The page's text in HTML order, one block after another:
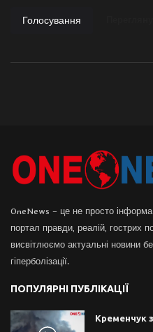
Голосування
OneNews – це не просто
портал правди, реалій, гострих
висвітлюємо актуальні новини
гіперболізації.
ПОПУЛЯРНІ ПУБЛІКАЦІЇ
Кременчук